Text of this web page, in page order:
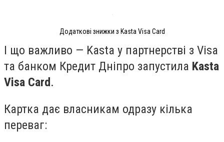
Додаткові знижки з Kasta Visa Card
І що важливо — Kasta у партнерстві з Visa
та банком Кредит Дніпро запустила Kasta
Visa Card .
Картка дає власникам одразу кілька
переваг: